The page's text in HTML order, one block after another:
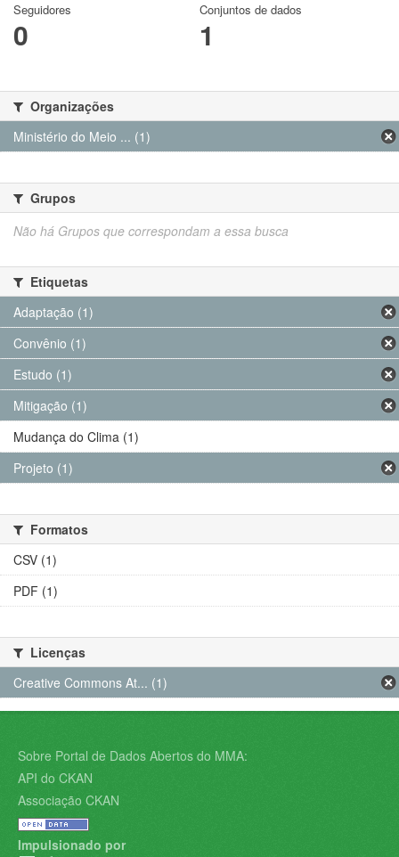
Seguidores
0
Conjuntos de dados
1
Organizações
Ministério do Meio ... (1)
Grupos
Não há Grupos que correspondam a essa busca
Etiquetas
Adaptação (1)
Convênio (1)
Estudo (1)
Mitigação (1)
Mudança do Clima (1)
Projeto (1)
Formatos
CSV (1)
PDF (1)
Licenças
Creative Commons At... (1)
Sobre Portal de Dados Abertos do MMA:
API do CKAN
Associação CKAN
Impulsionado por